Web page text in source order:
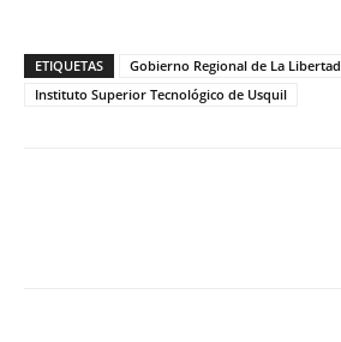
ETIQUETAS Gobierno Regional de La Libertad
Instituto Superior Tecnológico de Usquil